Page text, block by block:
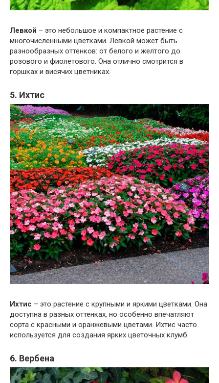
Левкой – это небольшое и компактное растение с
многочисленными цветками. Левкой может быть
разнообразных оттенков: от белого и желтого до
розового и фиолетового. Она отлично смотрится в
горшках и висячих цветниках.
5. Ихтис
Ихтис – это растение с крупными и яркими цветками. Она
доступна в разных оттенках, но особенно впечатляют
сорта с красными и оранжевыми цветами. Ихтис часто
используется для создания ярких цветочных клумб.
6. Вербена